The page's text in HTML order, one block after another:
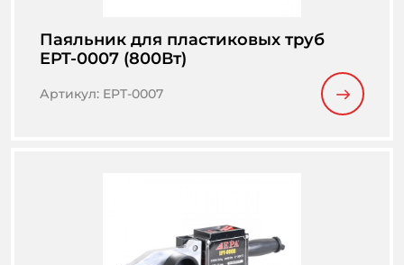
Паяльник для пластиковых труб
EPT-0007 (800Вт)
Артикул: EPT-0007